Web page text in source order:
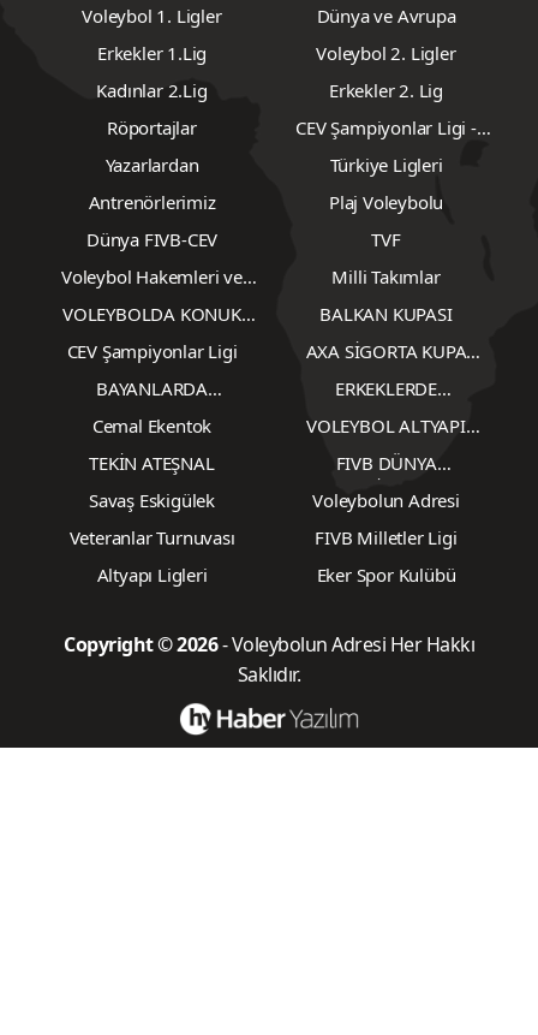
Voleybol 1. Ligler
Dünya ve Avrupa
Erkekler 1.Lig
Voleybol 2. Ligler
Kadınlar 2.Lig
Erkekler 2. Lig
Röportajlar
CEV Şampiyonlar Ligi -
Erkekler
Yazarlardan
Türkiye Ligleri
Antrenörlerimiz
Plaj Voleybolu
Dünya FIVB-CEV
TVF
Voleybol Hakemleri ve
Milli Takımlar
VOLEYBOLDA KONUK
YAZARLAR
BALKAN KUPASI
CEV Şampiyonlar Ligi
AXA SİGORTA KUPA
BAYANLARDA
TRANSFERLER
ERKEKLERDE
Cemal Ekentok
VOLEYBOL ALTYAPI
KARŞILAŞMALARI
TEKİN ATEŞNAL
FIVB DÜNYA
ŞAMPİYONASI
Savaş Eskigülek
Voleybolun Adresi
Veteranlar Turnuvası
FIVB Milletler Ligi
Altyapı Ligleri
Eker Spor Kulübü
Copyright © 2026- Voleybolun Adresi Her Hakkı
Saklıdır.